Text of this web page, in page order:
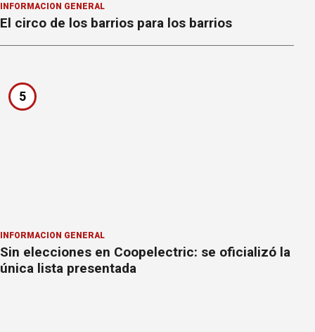
INFORMACION GENERAL
El circo de los barrios para los barrios
5
INFORMACION GENERAL
Sin elecciones en Coopelectric: se oficializó la
única lista presentada